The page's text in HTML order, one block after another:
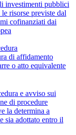
investimenti pubblici
risorse previste dal
cofinanziati dai
di affidamento
o atto equivalente
e avviso sui
di procedure
la determina a
sia adottato entro il